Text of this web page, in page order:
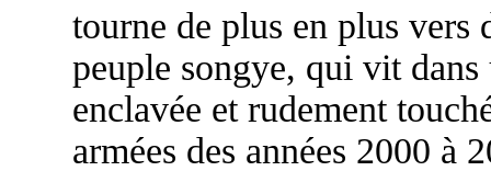
tourne de plus en plus vers
peuple songye, qui vit
enclavée et rudement
armées des années 2000 à